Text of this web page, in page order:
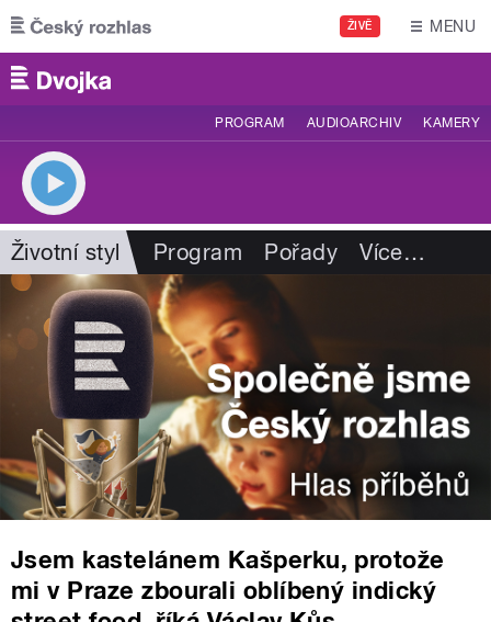
Přejít k hlavnímu obsahu
ŽIVĚ MENU
PROGRAM AUDIOARCHIV KAMERY
Životní styl Program Pořady Více…
Jsem kastelánem Kašperku, protože
mi v Praze zbourali oblíbený indický